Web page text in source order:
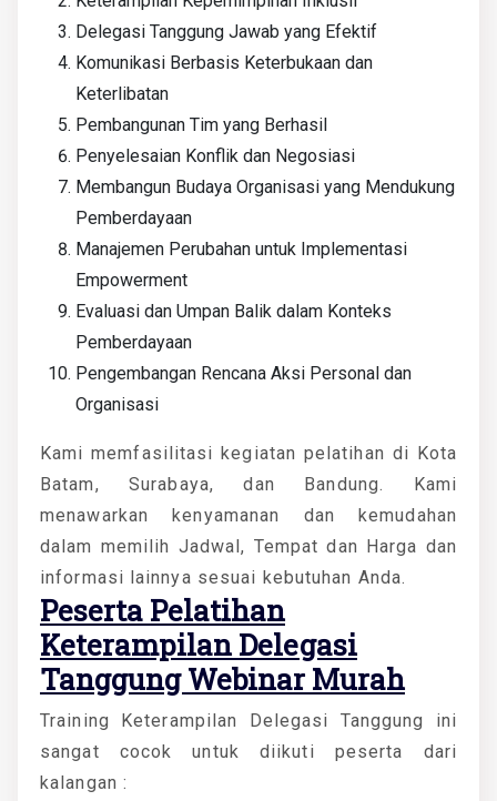
Delegasi Tanggung Jawab yang Efektif
Komunikasi Berbasis Keterbukaan dan
Keterlibatan
Pembangunan Tim yang Berhasil
Penyelesaian Konflik dan Negosiasi
Membangun Budaya Organisasi yang Mendukung
Pemberdayaan
Manajemen Perubahan untuk Implementasi
Empowerment
Evaluasi dan Umpan Balik dalam Konteks
Pemberdayaan
Pengembangan Rencana Aksi Personal dan
Organisasi
Kami memfasilitasi kegiatan pelatihan di Kota
Batam, Surabaya, dan Bandung. Kami
menawarkan kenyamanan dan kemudahan
dalam memilih Jadwal, Tempat dan Harga dan
informasi lainnya sesuai kebutuhan Anda.
Peserta Pelatihan
Keterampilan Delegasi
Tanggung Webinar Murah
Training Keterampilan Delegasi Tanggung ini
sangat cocok untuk diikuti peserta dari
kalangan :